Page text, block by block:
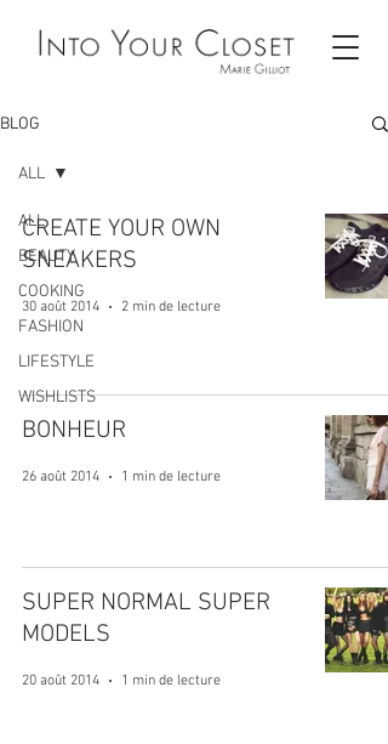
BLOG
ALL
BEAUTY
COOKING
FASHION
LIFESTYLE
WISHLISTS
ALL
CREATE YOUR OWN
SNEAKERS
30 août 2014 2 min de lecture
BONHEUR
26 août 2014 1 min de lecture
SUPER NORMAL SUPER
MODELS
20 août 2014 1 min de lecture